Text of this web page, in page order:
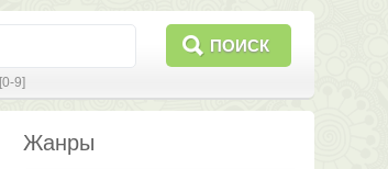
ПОИСК
[0-9]
Жанры